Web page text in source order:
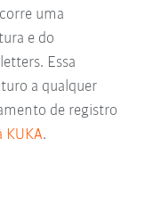
uma
e do
Essa
a qualquer
de registro
.